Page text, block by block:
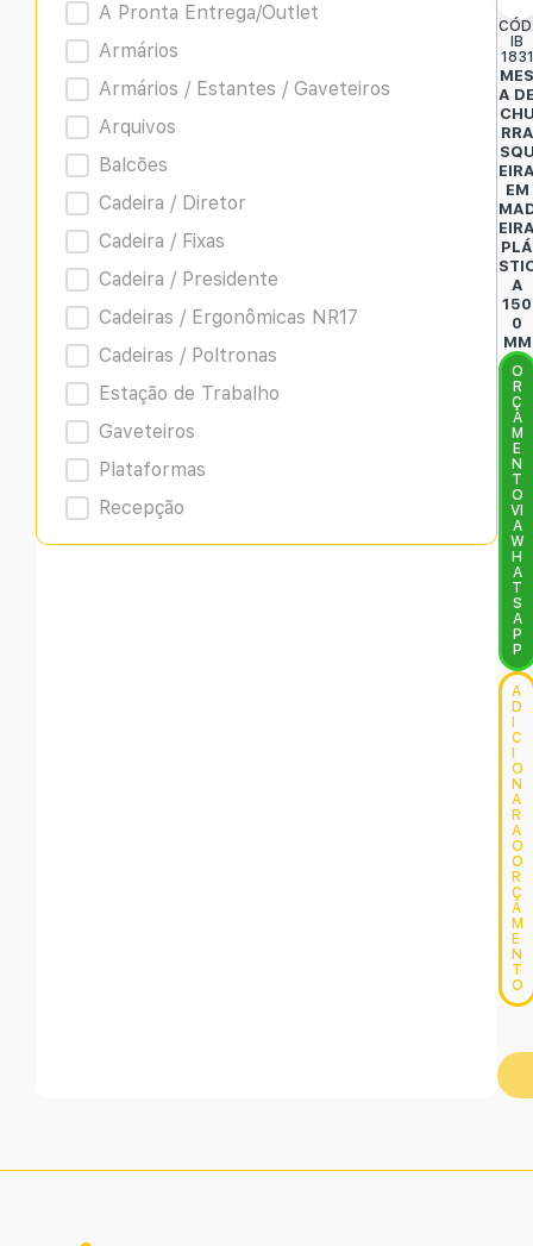
Product Archive
A Pronta Entrega/Outlet
Armários
Armários / Estantes / Gaveteiros
Arquivos
Balcões
Cadeira / Diretor
Cadeira / Fixas
Cadeira / Presidente
Cadeiras / Ergonômicas NR17
Cadeiras / Poltronas
Estação de Trabalho
Gaveteiros
Plataformas
Recepção
IB
1831
A
RRA
EM
PLÁ
A
150
0
MM
O
R
Ç
A
M
E
N
T
O
VI
A
W
H
A
T
S
A
P
P
A
D
C
O
N
A
R
A
O
O
R
Ç
A
M
E
N
T
O